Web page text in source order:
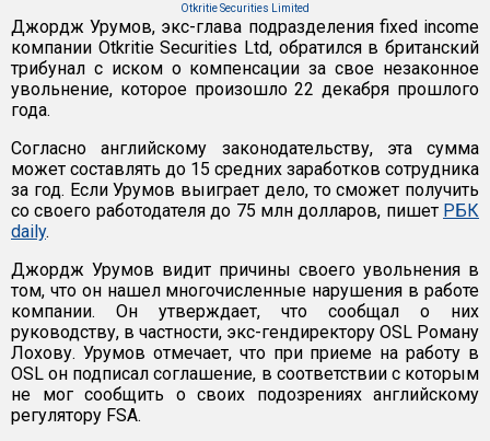
Otkritie Securities Limited
Джордж Урумов, экс-глава подразделения fixed income
компании Otkritie Securities Ltd, обратился в британский
трибунал с иском о компенсации за свое незаконное
увольнение, которое произошло 22 декабря прошлого
года.
Согласно английскому законодательству, эта сумма
может составлять до 15 средних заработков сотрудника
за год. Если Урумов выиграет дело, то сможет получить
со своего работодателя до 75 млн долларов, пишет РБК
daily.
Джордж Урумов видит причины своего увольнения в
том, что он нашел многочисленные нарушения в работе
компании. Он утверждает, что сообщал о них
руководству, в частности, экс-гендиректору OSL Роману
Лохову. Урумов отмечает, что при приеме на работу в
OSL он подписал соглашение, в соответствии с которым
не мог сообщить о своих подозрениях английскому
регулятору FSA.